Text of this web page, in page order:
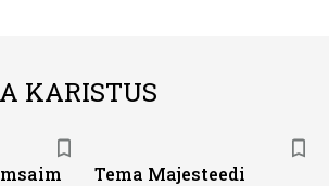
KARISTUS
Tema Majesteedi